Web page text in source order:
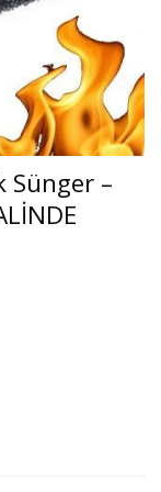
Sünger –
5M² PAKETLER